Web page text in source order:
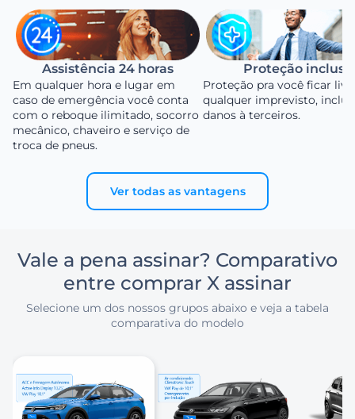
Assistência 24 horas
Em qualquer hora e lugar em
caso de emergência você conta
com o reboque ilimitado, socorro
mecânico, chaveiro e serviço de
troca de pneus.
Proteção inclusa
Proteção pra você ficar
qualquer imprevisto,
danos à terceiros.
Ver todas as vantagens
Vale a pena assinar? Comparativo
entre comprar X assinar
Selecione um dos nossos grupos abaixo e veja a tabela
comparativa do modelo